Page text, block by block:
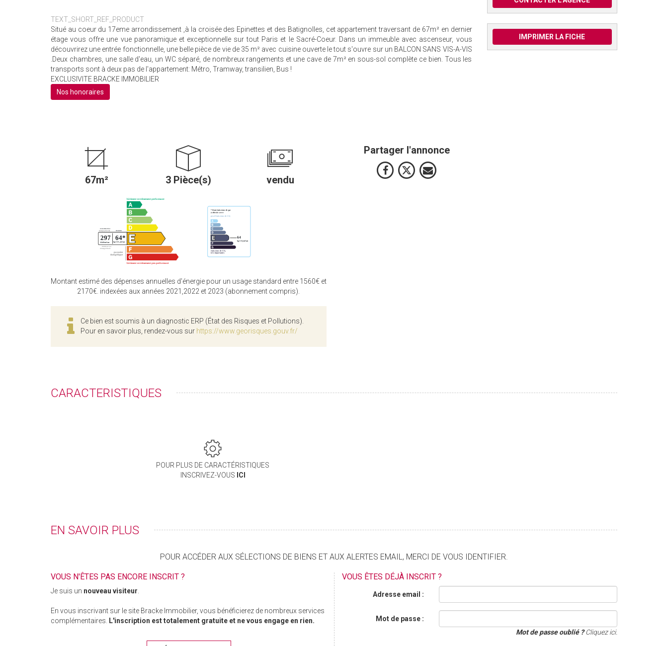
TEXT_SHORT_REF_PRODUCT
Situé au coeur du 17eme arrondissement ,à la croisée des Epinettes et des Batignolles, cet appartement traversant de 67m² en dernier
étage vous offre une vue panoramique et exceptionnelle sur tout Paris et le Sacré-Coeur. Dans un immeuble avec ascenseur, vous
découvrirez une entrée fonctionnelle, une belle pièce de vie de 35 m² avec cuisine ouverte le tout s'ouvre sur un BALCON SANS VIS-A-VIS
.Deux chambres, une salle d'eau, un WC séparé, de nombreux rangements et une cave de 7m² en sous-sol complète ce bien. Tous les
transports sont à deux pas de l'appartement: Métro, Tramway, transilien, Bus !
EXCLUSIVITE BRACKE IMMOBILIER
Nos honoraires
67m² 3 Pièce(s) vendu
Montant estimé des dépenses annuelles d'énergie pour un usage standard entre 1560€ et
2170€. indexées aux années 2021,2022 et 2023 (abonnement compris).
Ce bien est soumis à un diagnostic ERP (État des Risques et Pollutions).
Pour en savoir plus, rendez-vous sur https://www.georisques.gouv.fr/
Partager l'annonce
IMPRIMER LA FICHE
CARACTERISTIQUES
POUR PLUS DE CARACTÉRISTIQUES
INSCRIVEZ-VOUS ICI
EN SAVOIR PLUS
POUR ACCÉDER AUX SÉLECTIONS DE BIENS ET AUX ALERTES EMAIL, MERCI DE VOUS IDENTIFIER.
VOUS N'ÊTES PAS ENCORE INSCRIT ?
Je suis un nouveau visiteur.
En vous inscrivant sur le site Bracke Immobilier, vous bénéficierez de nombreux services
complémentaires. L'inscription est totalement gratuite et ne vous engage en rien.
VOUS ÊTES DÉJÀ INSCRIT ?
Adresse email :
Mot de passe :
Mot de passe oublié ?Cliquez ici.